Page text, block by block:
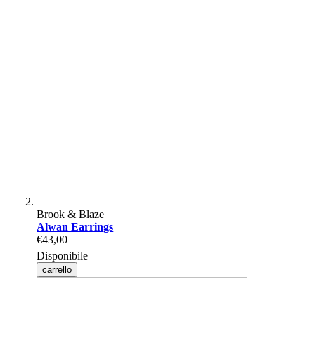
Brook & Blaze
Alwan Earrings
€43,00
Disponibile
carrello